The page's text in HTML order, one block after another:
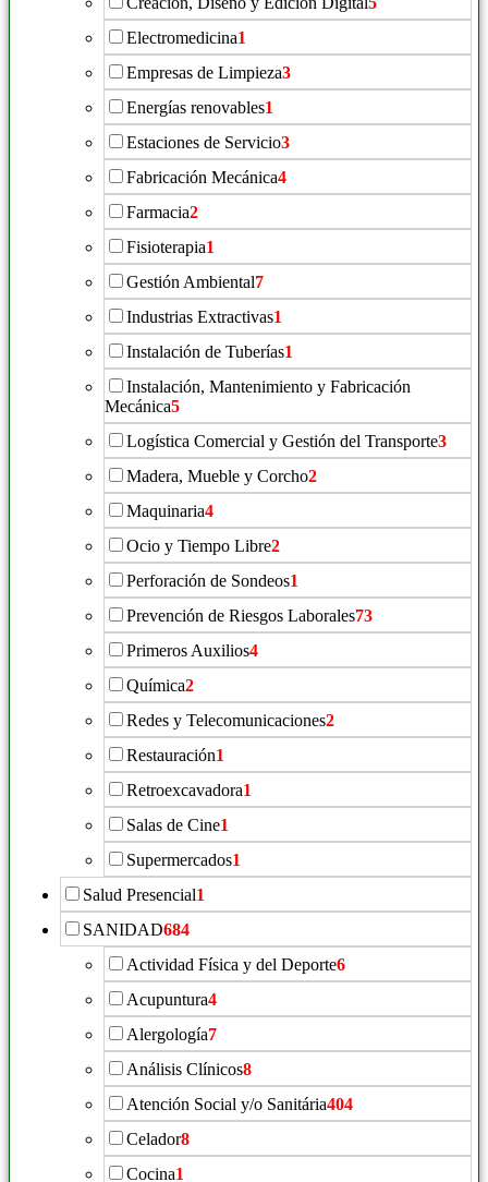
Electromedicina1
Empresas de Limpieza3
Energías renovables1
Estaciones de Servicio3
Fabricación Mecánica4
Farmacia2
Fisioterapia1
Gestión Ambiental7
Industrias Extractivas1
Instalación de Tuberías1
Instalación, Mantenimiento y Fabricación
Mecánica5
Logística Comercial y Gestión del Transporte3
Madera, Mueble y Corcho2
Maquinaria4
Ocio y Tiempo Libre2
Perforación de Sondeos1
Prevención de Riesgos Laborales73
Primeros Auxilios4
Química2
Redes y Telecomunicaciones2
Restauración1
Retroexcavadora1
Salas de Cine1
Supermercados1
Salud Presencial1
SANIDAD684
Actividad Física y del Deporte6
Acupuntura4
Alergología7
Análisis Clínicos8
Atención Social y/o Sanitária404
Celador8
Cocina1